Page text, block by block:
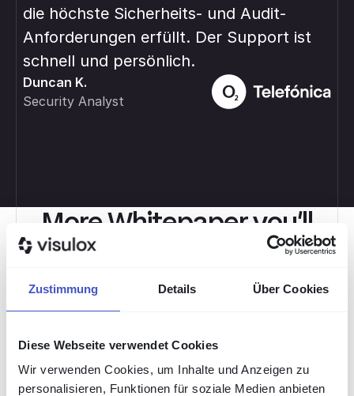
Zustimmung Details Über Cookies
Diese Webseite verwendet Cookies
Wir verwenden Cookies, um Inhalte und Anzeigen zu
personalisieren, Funktionen für soziale Medien anbieten
die höchste Sicherheits- und Audit-
Anforderungen erfüllt. Der Support ist
schnell und persönlich.
Duncan K.
Security Analyst
More Whitepaper you’ll
Expertenwissen, Praxistipps und aktuelle Trends
Arbeit – direkt vom amitego-Team.